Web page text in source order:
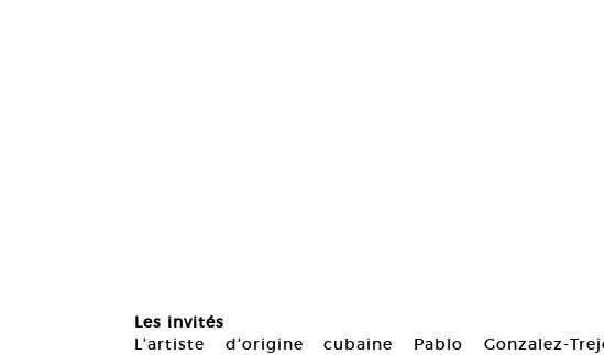
Les invités
L’artiste d’origine cubaine Pablo